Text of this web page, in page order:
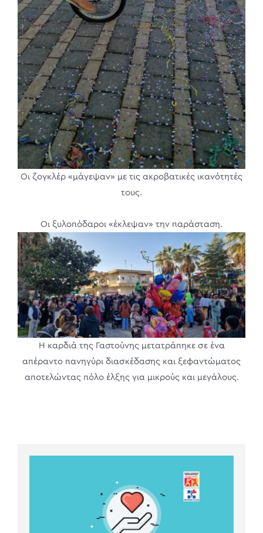
Οι ζογκλέρ «μάγεψαν» με τις ακροβατικές ικανότητές
τους.
Οι ξυλοπόδαροι «έκλεψαν» την παράσταση.
Η καρδιά της Γαστούνης μετατράπηκε σε ένα
απέραντο πανηγύρι διασκέδασης και ξεφαντώματος
αποτελώντας πόλο έλξης για μικρούς και μεγάλους.